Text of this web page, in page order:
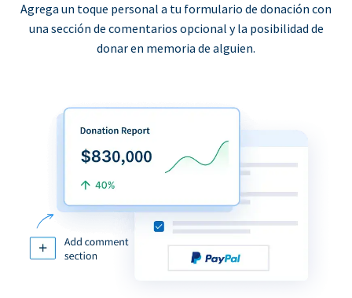
Agrega un toque personal a tu formulario de donación con
una sección de comentarios opcional y la posibilidad de
donar en memoria de alguien.